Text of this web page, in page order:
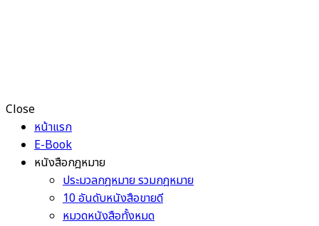
Close
หน้าแรก
E-Book
หนังสือกฎหมาย
ประมวลกฎหมาย รวมกฎหมาย
10 อันดับหนังสือขายดี
หมวดหนังสือทั้งหมด